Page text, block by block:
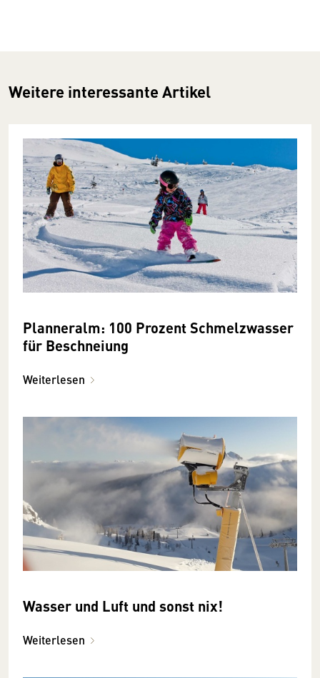
Weitere interessante Artikel
Planneralm: 100 Prozent Schmelzwasser
für Beschneiung
Weiterlesen
Wasser und Luft und sonst nix!
Weiterlesen